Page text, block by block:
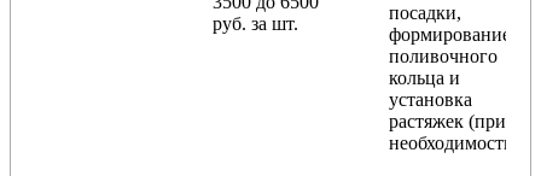
руб. за шт.
посадки,
формирование
поливочного
кольца и
установка
растяжек (при
необходимости)